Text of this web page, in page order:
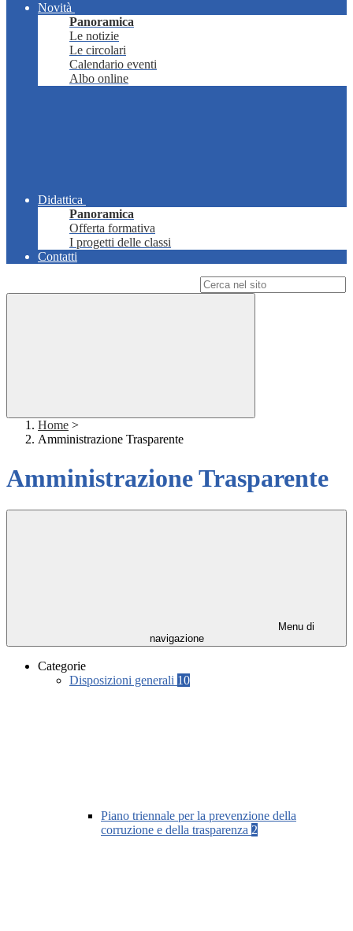
Novità
Panoramica
Le notizie
Le circolari
Calendario eventi
Albo online
Didattica
Panoramica
Offerta formativa
I progetti delle classi
Contatti
Home >
Amministrazione Trasparente
Amministrazione Trasparente
Menu di
navigazione
Categorie
Disposizioni generali 10
Piano triennale per la prevenzione della
corruzione e della trasparenza 2